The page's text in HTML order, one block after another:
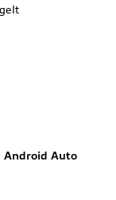
Android Auto